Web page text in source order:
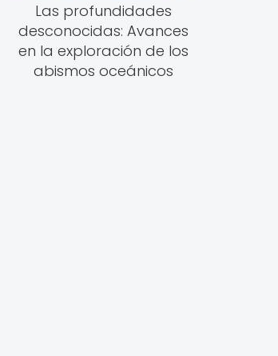
Las profundidades
desconocidas: Avances
en la exploración de los
abismos oceánicos